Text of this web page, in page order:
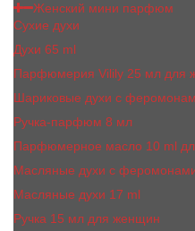
Женский мини парфюм
Сухие духи
Духи 65 ml
Парфюмерия Vilily 25 мл для
Шариковые духи с
Ручка-парфюм 8 мл
Парфюмерное масло 10 ml
Масляные духи c
Масляные духи 17 ml
Ручка 15 мл для женщин